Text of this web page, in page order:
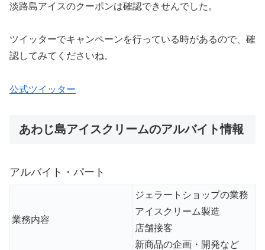
淡路島アイスのクーポンは確認できせんでした。
ツイッターでキャンペーンを行っている時があるので、確
認してみてくださいね。
公式ツイッター
あわじ島アイスクリームのアルバイト情報
アルバイト・パート
業務内容
ジェラートショップの業務
アイスクリーム製造
店舗接客
新商品の企画・開発など